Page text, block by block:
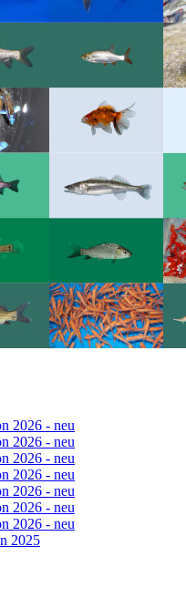
2026 - neu
2026 - neu
2026 - neu
2026 - neu
2026 - neu
2026 - neu
2026 - neu
2025